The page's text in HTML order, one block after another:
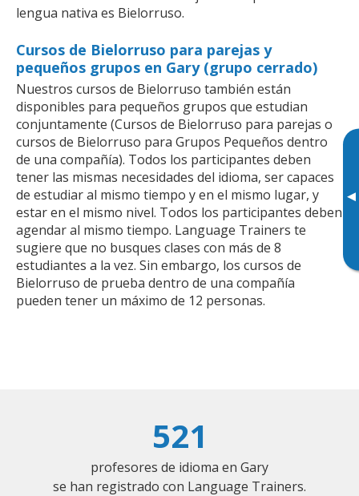
▸
lengua nativa es Bielorruso.
Cursos de Bielorruso para parejas y
pequeños grupos en Gary (grupo cerrado)
Nuestros cursos de Bielorruso también están
disponibles para pequeños grupos que estudian
conjuntamente (Cursos de Bielorruso para parejas o
cursos de Bielorruso para Grupos Pequeños dentro
de una compañía). Todos los participantes deben
tener las mismas necesidades del idioma, ser capaces
de estudiar al mismo tiempo y en el mismo lugar, y
estar en el mismo nivel. Todos los participantes deben
agendar al mismo tiempo. Language Trainers te
sugiere que no busques clases con más de 8
estudiantes a la vez. Sin embargo, los cursos de
Bielorruso de prueba dentro de una compañía
pueden tener un máximo de 12 personas.
521
profesores de idioma en Gary
se han registrado con Language Trainers.